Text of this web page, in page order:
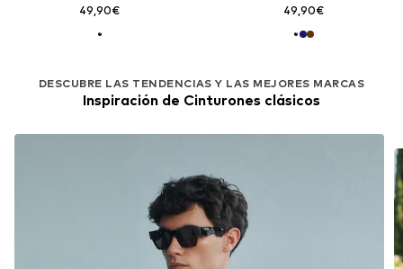
49,90€
DESCUBRE LAS TENDENCIAS Y LAS MEJORES MARCAS
Inspiración de Cinturones clásicos
49,90€